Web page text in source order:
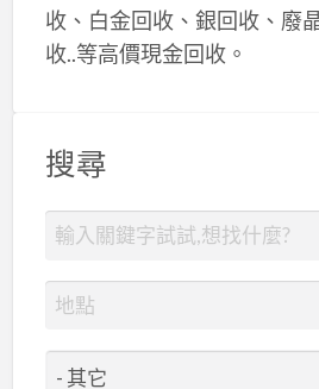
收、白金回收、銀回收、廢
收..等高價現金回收。
搜尋